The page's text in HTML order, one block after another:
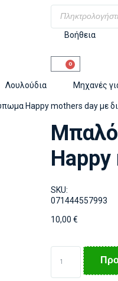
Βοήθεια
0
Λουλούδια Μηχανές
Happy mothers day με
Happy
SKU:
071444557993
10,00 €